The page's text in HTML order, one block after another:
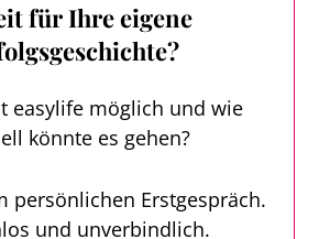
für Ihre eigene
easylife möglich und wie
könnte es gehen?
persönlichen Erstgespräch.
und unverbindlich.